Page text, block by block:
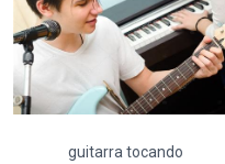
guitarra tocando